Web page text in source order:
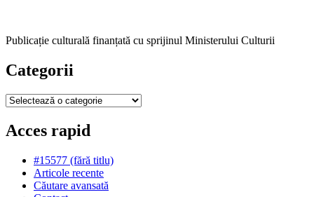
Publicație culturală finanțată cu sprijinul Ministerului Culturii
Categorii
Categorii
Acces rapid
#15577 (fără titlu)
Articole recente
Căutare avansată